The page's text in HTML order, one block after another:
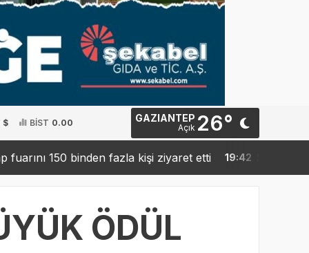
$ BİST 0.00 GAZIANTEP
Açık 26°
150 binden fazla kişi ziyaret etti 19:42 Sanko’dan
ÖDÜL